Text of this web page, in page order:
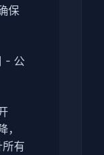
保
- 公
有